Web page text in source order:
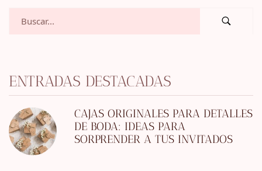
ENTRADAS DESTACADAS
CAJAS ORIGINALES PARA DETALLES
DE BODA: IDEAS PARA
SORPRENDER A TUS INVITADOS